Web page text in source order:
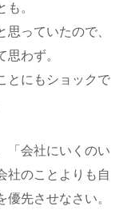
。
っていたので、
わず。
とにもショックで
「会社にいくのい
社のことよりも自
先させなさい。